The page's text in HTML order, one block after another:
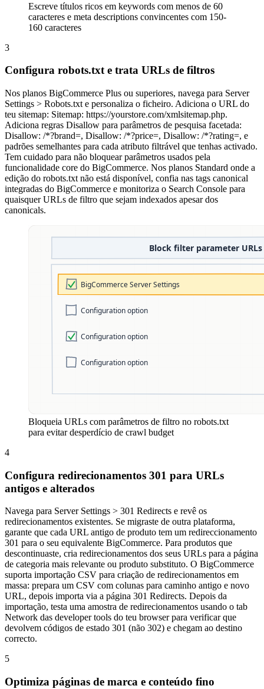
Escreve títulos ricos em keywords com menos de 60
caracteres e meta descriptions convincentes com 150-
160 caracteres
3
Configura robots.txt e trata URLs de filtros
Nos planos BigCommerce Plus ou superiores, navega para Server
Settings > Robots.txt e personaliza o ficheiro. Adiciona o URL do
teu sitemap: Sitemap: https://yourstore.com/xmlsitemap.php.
Adiciona regras Disallow para parâmetros de pesquisa facetada:
Disallow: /*?brand=, Disallow: /*?price=, Disallow: /*?rating=, e
padrões semelhantes para cada atributo filtrável que tenhas activado.
Tem cuidado para não bloquear parâmetros usados pela
funcionalidade core do BigCommerce. Nos planos Standard onde a
edição do robots.txt não está disponível, confia nas tags canonical
integradas do BigCommerce e monitoriza o Search Console para
quaisquer URLs de filtro que sejam indexados apesar dos
canonicals.
Bloqueia URLs com parâmetros de filtro no robots.txt
para evitar desperdício de crawl budget
4
Configura redirecionamentos 301 para URLs
antigos e alterados
Navega para Server Settings > 301 Redirects e revê os
redirecionamentos existentes. Se migraste de outra plataforma,
garante que cada URL antigo de produto tem um redireccionamento
301 para o seu equivalente BigCommerce. Para produtos que
descontinuaste, cria redirecionamentos dos seus URLs para a página
de categoria mais relevante ou produto substituto. O BigCommerce
suporta importação CSV para criação de redirecionamentos em
massa: prepara um CSV com colunas para caminho antigo e novo
URL, depois importa via a página 301 Redirects. Depois da
importação, testa uma amostra de redirecionamentos usando o tab
Network das developer tools do teu browser para verificar que
devolvem códigos de estado 301 (não 302) e chegam ao destino
correcto.
5
Optimiza páginas de marca e conteúdo fino